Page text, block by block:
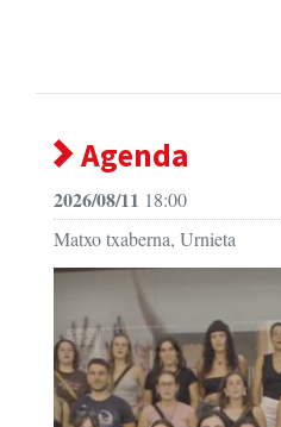
Agenda
2026/08/11 18:00
Matxo txaberna, Urnieta